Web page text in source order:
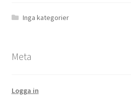
Inga kategorier
Meta
Logga in